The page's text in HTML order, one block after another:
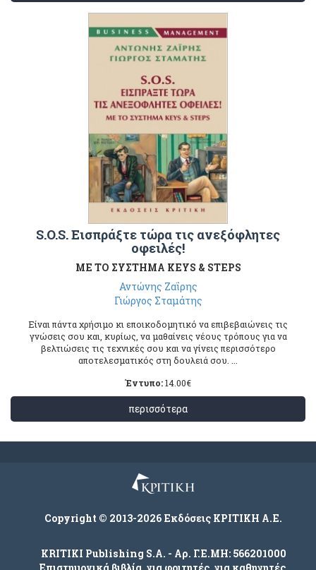
S.O.S. Εισπράξτε τώρα τις ανεξόφλητες
οφειλές!
ΜΕ ΤΟ ΣΥΣΤΗΜΑ KEYS & STEPS
Αντώνης Ζαΐρης
Γιώργος Σταμάτης
Είναι πάντα χρήσιμο κι εποικοδομητικό να επιβεβαιώνεις τις
γνώσεις σου και, κυρίως, να μαθαίνεις νέους τρόπους για να
βελτιώσεις τις τεχνικές σου και να γίνεις περισσότερο
αποτελεσματικός στη δουλειά σου. ...
Έντυπο:14.00€
περισσότερα
Copyright © 2013-2026 Εκδόσεις ΚΡΙΤΙΚΗ Α.Ε.
KRITIKI Publishing S.A. - Αρ. Γ.Ε.ΜΗ: 566201000